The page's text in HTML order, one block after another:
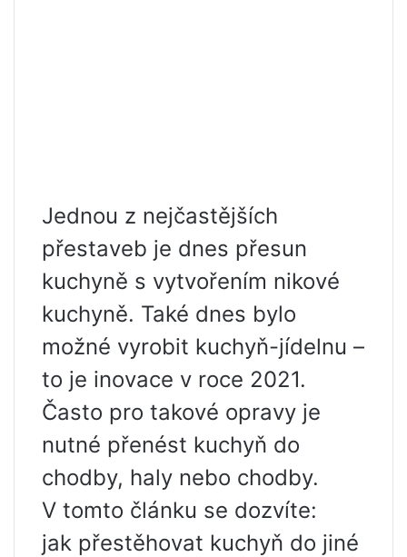
Jednou z nejčastějších
přestaveb je dnes přesun
kuchyně s vytvořením nikové
kuchyně. Také dnes bylo
možné vyrobit kuchyň-jídelnu –
to je inovace v roce 2021.
Často pro takové opravy je
nutné přenést kuchyň do
chodby, haly nebo chodby.
V tomto článku se dozvíte:
jak přestěhovat kuchyň do jiné